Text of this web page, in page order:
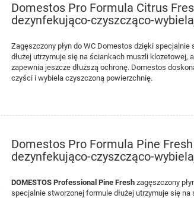
Domestos Pro Formula Citrus
dezynfekująco-czyszcząco-
Zagęszczony płyn do WC Domestos dzięki
dłużej utrzymuje się na ściankach muszli klozetowej,
zapewnia jeszcze dłuższą ochronę. Domestos
czyści i wybiela czyszczoną powierzchnię.
Domestos Pro Formula Pine
dezynfekująco-czyszcząco-
DOMESTOS Professional Pine Freshzagęszczony
specjalnie stworzonej formule dłużej utrzymuje się